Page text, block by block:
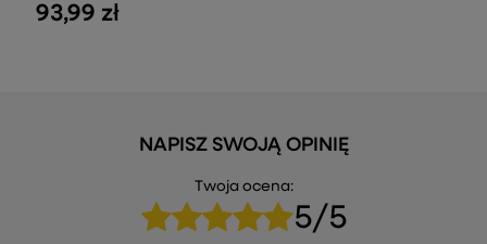
93,99 zł
NAPISZ SWOJĄ OPINIĘ
Twoja ocena:
5/5